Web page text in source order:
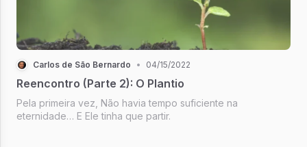
Carlos de São Bernardo • 04/15/2022
Reencontro (Parte 2): O Plantio
Pela primeira vez, Não havia tempo suficiente na
eternidade… E Ele tinha que partir.